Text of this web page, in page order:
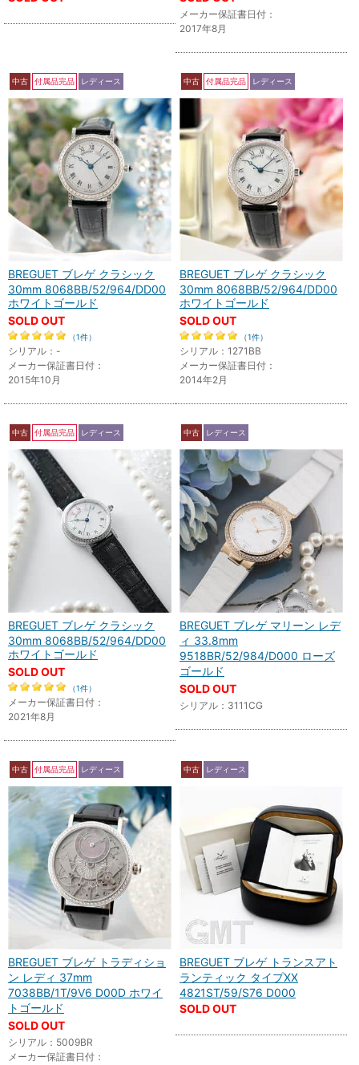
メーカー保証書日付：
2017年8月
中古 付属品完品 レディース
BREGUET ブレゲ クラシック
30mm 8068BB/52/964/DD00
ホワイトゴールド
SOLD OUT
（1件）
シリアル：-
メーカー保証書日付：
2015年10月
中古 付属品完品 レディース
BREGUET ブレゲ クラシック
30mm 8068BB/52/964/DD00
ホワイトゴールド
SOLD OUT
（1件）
シリアル：1271BB
メーカー保証書日付：
2014年2月
中古 付属品完品 レディース
BREGUET ブレゲ クラシック
30mm 8068BB/52/964/DD00
ホワイトゴールド
SOLD OUT
（1件）
メーカー保証書日付：
2021年8月
中古 レディース
BREGUET ブレゲ マリーン レデ
ィ 33.8mm
9518BR/52/984/D000 ローズ
ゴールド
SOLD OUT
シリアル：3111CG
中古 付属品完品 レディース
BREGUET ブレゲ トラディショ
ン レディ 37mm
7038BB/1T/9V6 D00D ホワイ
トゴールド
SOLD OUT
シリアル：5009BR
メーカー保証書日付：
中古 レディース
BREGUET ブレゲ トランスアト
ランティック タイプXX
4821ST/59/S76 D000
SOLD OUT